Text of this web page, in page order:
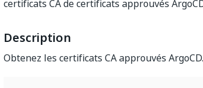
certificats CA de certificats approuvés
Description
Obtenez les certificats CA approuvés ArgoCD.